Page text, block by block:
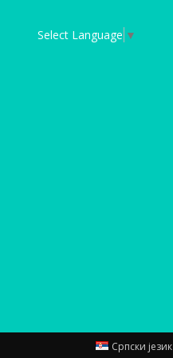
Select Language ▼
Српски језик